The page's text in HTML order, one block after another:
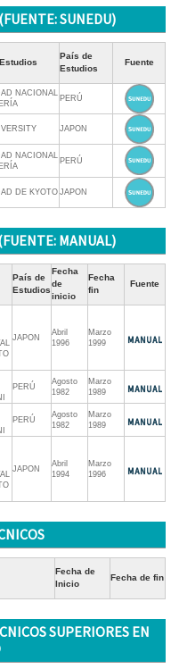
SUNEDU)
País de
Estudios
Fuente
NACIONAL
PERÚ
JAPON
NACIONAL
PERÚ
DE KYOTO JAPON
MANUAL)
País de
Estudios
Fecha
de
inicio
Fecha
fin
Fuente
JAPON
Abril
1996
Marzo
1999
PERÚ
Agosto
1982
Marzo
1989
PERÚ
Agosto
1982
Marzo
1989
JAPON
Abril
1994
Marzo
1996
Fecha de
Inicio
Fecha de fin
SUPERIORES EN